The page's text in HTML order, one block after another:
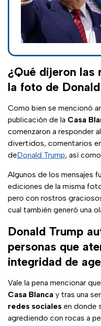
¿Qué dijeron las
la foto de
Como bien se mencionó
publicación de la Casa
comenzaron a responder
divertidos, comentarios
deDonald Trump, así como
Algunos de los mensajes
ediciones de la misma
pero con rostros
cual también generó una
Donald Trump
personas que
integridad de
Vale la pena mencionar
Casa Blanca y tras una
redes sociales en donde
agrediendo con rocas a